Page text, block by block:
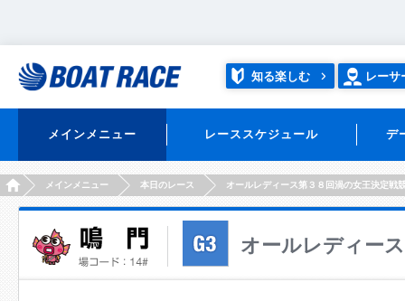
知る楽しむ レーサ
メインメニュー レーススケジュール デ
HOMEメインメニュー 本日のレース オールレディース第３８回渦の女王決定戦
オールレディー